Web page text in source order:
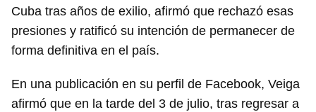
Cuba tras años de exilio, afirmó que rechazó esas
presiones y ratificó su intención de permanecer de
forma definitiva en el país.
En una publicación en su perfil de Facebook, Veiga
afirmó que en la tarde del 3 de julio, tras regresar a